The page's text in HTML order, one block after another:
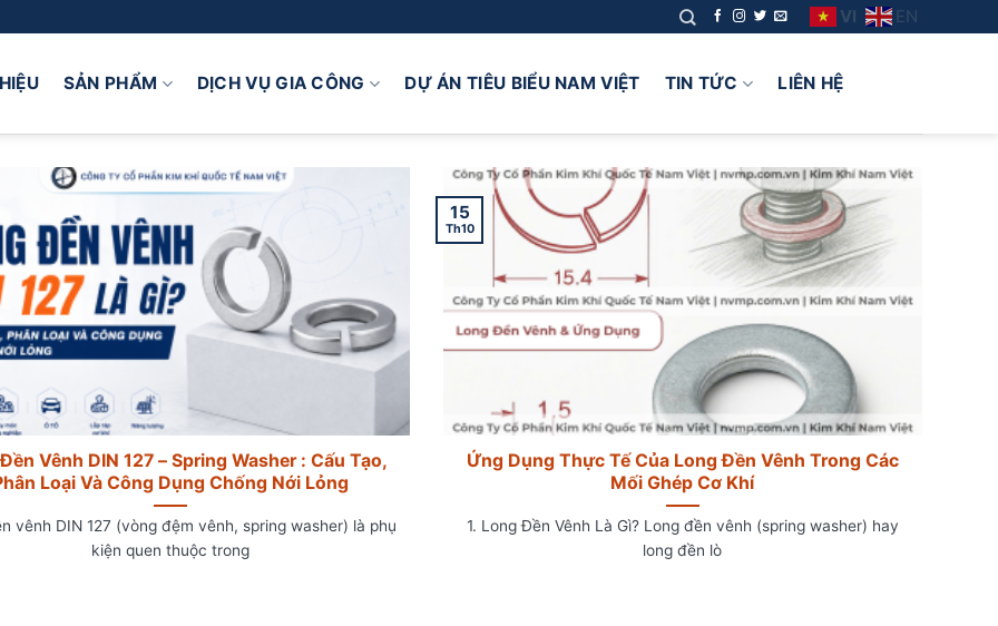
VI EN
SẢN PHẨM DỊCH VỤ GIA CÔNG DỰ ÁN TIÊU BIỂU NAM VIỆT TIN TỨC LIÊN HỆ
Vênh DIN 127 – Spring Washer : Cấu Tạo,
Loại Và Công Dụng Chống Nới Lỏng
vênh DIN 127 (vòng đệm vênh, spring washer) là phụ
kiện quen thuộc trong
Ứng Dụng Thực Tế Của Long Đền Vênh Trong Các
Mối Ghép Cơ Khí
1. Long Đền Vênh Là Gì? Long đền vênh (spring washer) hay
long đền lò
15
Th10